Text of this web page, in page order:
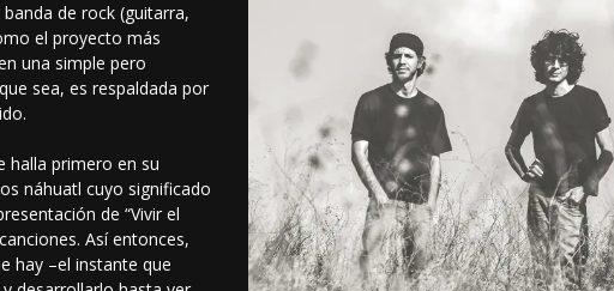
de rock (guitarra,
el proyecto más
una simple pero
sea, es respaldada por
halla primero en su
náhuatl cuyo significado
de “Vivir el
Así entonces,
hay –el instante que